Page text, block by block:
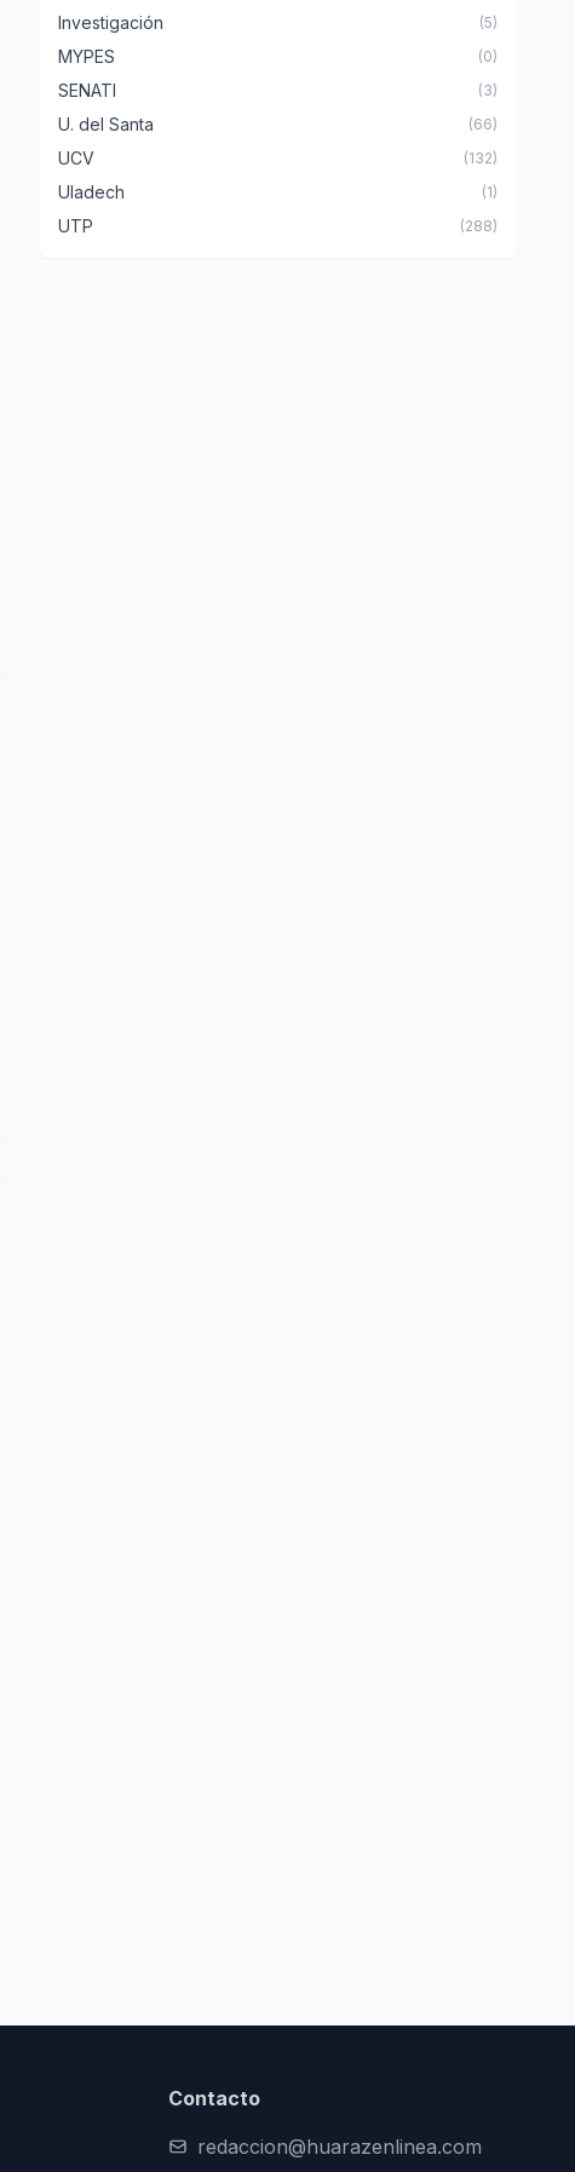
Investigación (5)
MYPES (0)
SENATI (3)
U. del Santa (66)
UCV (132)
Uladech (1)
UTP (288)
Contacto
redaccion@huarazenlinea.com